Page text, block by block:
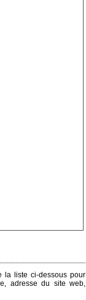
la liste ci-dessous pour
adresse du site web,